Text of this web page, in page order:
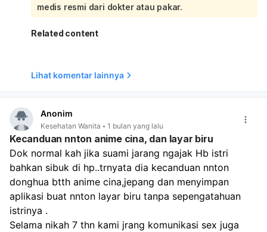
Cengkeh atau minyak cengkeh secukupnya pada area
yang sakit
Bawang putih
obat nyeri, biasanya dokter bisa menyarankan
paracetamol atau ibuprofen sesuai kondisi. Hindari
gigi/gusi, karena bisa iritasi. Kalau Anda mau, saya bisa
bantu buatkan langkah penanganan sakit gigi di rumah
yang aman dan singkat.
medis resmi dari dokter atau pakar.
Related content
Lihat komentar lainnya
Anonim
Kesehatan Wanita 1 bulan yang lalu
Kecanduan nnton anime cina, dan layar biru
Dok normal kah jika suami jarang ngajak Hb istri
bahkan sibuk di hp..trnyata dia kecanduan nnton
donghua btth anime cina,jepang dan menyimpan
aplikasi buat nnton layar biru tanpa sepengatahuan
istrinya .
Selama nikah 7 thn kami jrang komunikasi sex juga